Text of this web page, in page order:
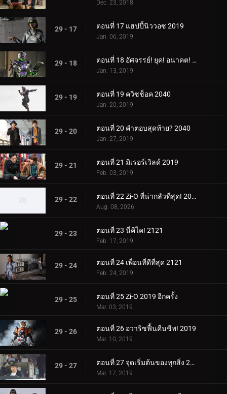
Dec. 23, 2018
29 - 17 ตอนที่ 17 แฮปปี้นิววอซ 2019
Jan. 06, 2019
29 - 18 ตอนที่ 18 อัศจรรย์! ยุค! อนาคต! 2022
Jan. 13, 2019
29 - 19 ตอนที่ 19 ควิซช็อค 2040
Jan. 20, 2019
29 - 20 ตอนที่ 20 คำตอบสุดท้าย? 2040
Jan. 27, 2019
29 - 21 ตอนที่ 21 มิเรอร์เวิลด์ 2019
Feb. 03, 2019
29 - 22 ตอนที่ 22 Zi-O ที่น่ากลัวที่สุด! 2019
Aug. 08, 2026
29 - 23 ตอนที่ 23 นี่คิไค! 2121
Feb. 17, 2019
29 - 24 ตอนที่ 24 เพื่อนที่ดีที่สุด 2121
Feb. 24, 2019
29 - 25 ตอนที่ 25 Zi-O 2019 อีกครั้ง
Mar. 03, 2019
29 - 26 ตอนที่ 26 อวาริซฟื้นคืนชีพ! 2019
Mar. 10, 2019
29 - 27 ตอนที่ 27 จุดเริ่มต้นของทุกสิ่ง 2552
Mar. 17, 2019